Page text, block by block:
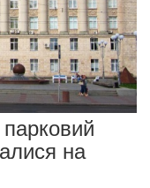
на